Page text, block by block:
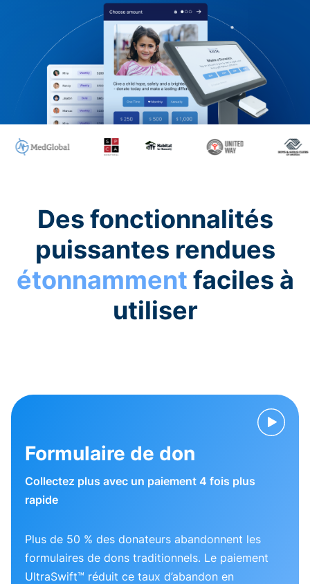
Des fonctionnalités
puissantes rendues
étonnamment faciles à
utiliser
Formulaire de don
Collectez plus avec un paiement 4 fois plus
rapide
Plus de 50 % des donateurs abandonnent les
formulaires de dons traditionnels. Le paiement
UltraSwift™ réduit ce taux d’abandon en